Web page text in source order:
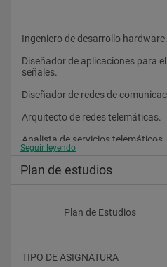
Ingeniero de desarrollo hardware.
Diseñador de aplicaciones para
señales.
Diseñador de redes de
Arquitecto de redes telemáticas.
Analista de servicios telemáticos.
Especialista en seguridad TIC.
Conocimientos que se adquieren
Seguir leyendo
Plan de estudios
                    Plan de Estudios
TIPO DE ASIGNATURA